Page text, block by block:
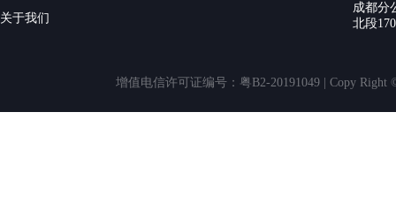
关于我们
成都分
北段
增值电信许可证编号：粤B2-20191049 | Copy